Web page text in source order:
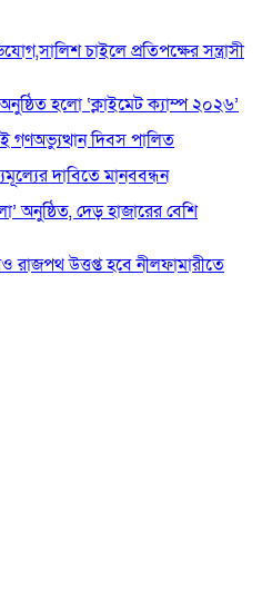
চাইলে প্রতিপক্ষের সন্ত্রাসী
হলো ‘ক্লাইমেট ক্যাম্প ২০২৬’
গণঅভ্যুত্থান দিবস পালিত
দাবিতে মানববন্ধন
অনুষ্ঠিত, দেড় হাজারের বেশি
রাজপথ উত্তপ্ত হবে নীলফামারীতে